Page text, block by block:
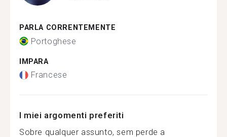
PARLA CORRENTEMENTE
Portoghese
IMPARA
Francese
I miei argomenti preferiti
Sobre qualquer assunto, sem perde a